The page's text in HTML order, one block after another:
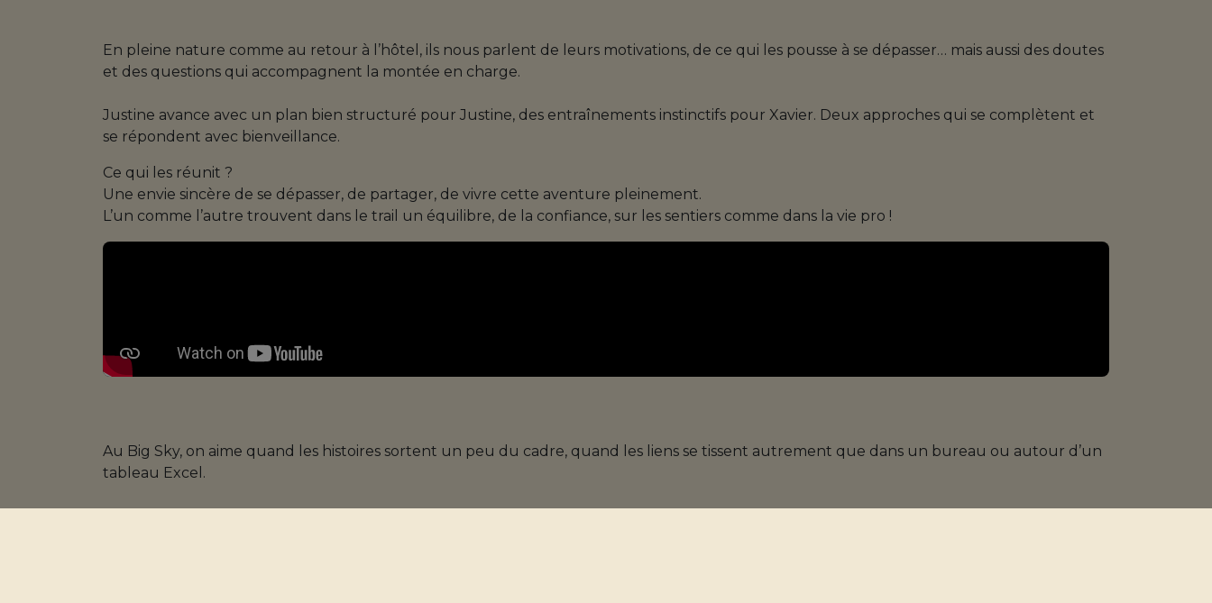
En pleine nature comme au retour à l’hôtel, ils nous parlent de leurs motivations, de ce qui les pousse à se dépasser… mais aussi des doutes
et des questions qui accompagnent la montée en charge.
Justine avance avec un plan bien structuré pour Justine, des entraînements instinctifs pour Xavier. Deux approches qui se complètent et
se répondent avec bienveillance.
Ce qui les réunit ?
Une envie sincère de se dépasser, de partager, de vivre cette aventure pleinement.
L’un comme l’autre trouvent dans le trail un équilibre, de la confiance, sur les sentiers comme dans la vie pro !
Au Big Sky, on aime quand les histoires sortent un peu du cadre, quand les liens se tissent autrement que dans un bureau ou autour d’un
tableau Excel.